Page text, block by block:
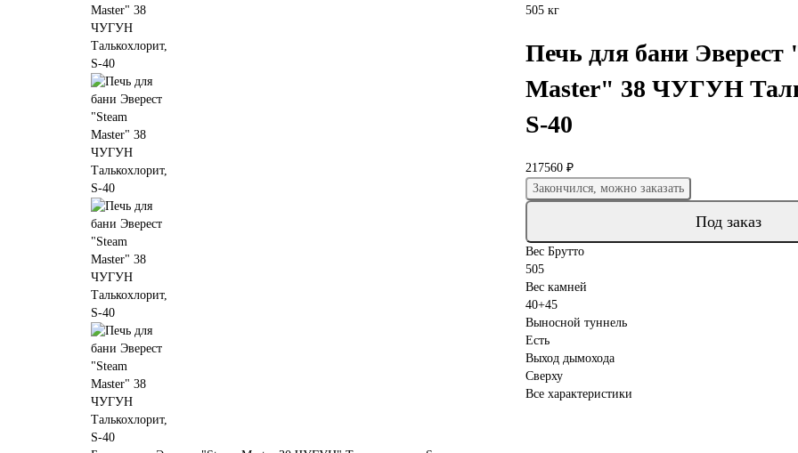
505 кг
Печь для бани Эверест
Master" 38 ЧУГУН
S-40
217560 ₽
Закончился, можно заказать
Под заказ
Вес Брутто
505
Вес камней
40+45
Выносной туннель
Есть
Выход дымохода
Сверху
Все характеристики